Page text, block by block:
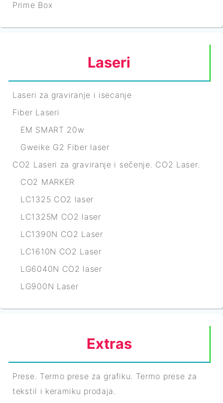
Prime Box
Laseri
Laseri za graviranje i isecanje
Fiber Laseri
EM SMART 20w
Gweike G2 Fiber laser
CO2 Laseri za graviranje i sečenje. CO2 Laser.
CO2 MARKER
LC1325 CO2 laser
LC1325M CO2 laser
LC1390N CO2 Laser
LC1610N CO2 Laser
LG6040N CO2 laser
LG900N Laser
Extras
Prese. Termo prese za grafiku. Termo prese za
tekstil i keramiku prodaja.